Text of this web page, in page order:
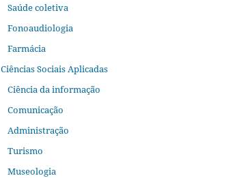
Saúde coletiva
Fonoaudiologia
Farmácia
Ciências Sociais Aplicadas
Ciência da informação
Comunicação
Administração
Turismo
Museologia